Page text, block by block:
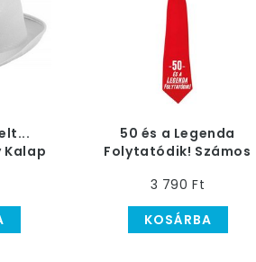
Kalap
50 és a Legenda
Folytatódik! Számos
3 790 Ft
KOSÁRBA